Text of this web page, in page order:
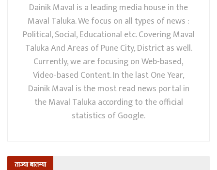
Dainik Maval is a leading media house in the
Maval Taluka. We focus on all types of news :
Political, Social, Educational etc. Covering Maval
Taluka And Areas of Pune City, District as well.
Currently, we are focusing on Web-based,
Video-based Content. In the last One Year,
Dainik Maval is the most read news portal in
the Maval Taluka according to the official
statistics of Google.
ताज्या बातम्या